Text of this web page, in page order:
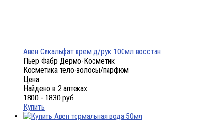
Авен Сикальфат крем д/рук 100мл восстан
Пьер Фабр Дермо-Косметик
Косметика тело-волосы/парфюм
Цена:
Найдено в 2 аптеках
1800 - 1830 руб.
Купить